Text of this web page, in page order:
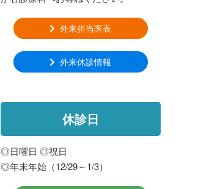
外来担当医表
外来休診情報
休診日
◎日曜日 ◎祝日
◎年末年始（12/29～1/3）